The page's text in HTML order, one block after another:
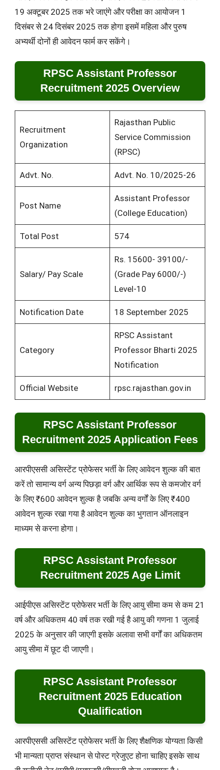
19 अक्टूबर 2025 तक भरे जाएंगे और परीक्षा का आयोजन 1
दिसंबर से 24 दिसंबर 2025 तक होगा इसमें महिला और पुरुष
अभ्यर्थी दोनों ही आवेदन फार्म कर सकेंगे।
RPSC Assistant Professor
Recruitment 2025 Overview
Recruitment
Organization
Rajasthan Public
Service Commission
(RPSC)
Advt. No. Advt. No. 10/2025-26
Post Name
Assistant Professor
(College Education)
Total Post 574
Salary/ Pay Scale
Rs. 15600- 39100/-
(Grade Pay 6000/-)
Level-10
Notification Date 18 September 2025
Category
RPSC Assistant
Professor Bharti 2025
Notification
Official Website rpsc.rajasthan.gov.in
RPSC Assistant Professor
Recruitment 2025 Application Fees
आरपीएससी असिस्टेंट प्रोफेसर भर्ती के लिए आवेदन शुल्क की बात
करें तो सामान्य वर्ग अन्य पिछड़ा वर्ग और आर्थिक रूप से कमजोर वर्ग
के लिए ₹600 आवेदन शुल्क है जबकि अन्य वर्गों के लिए ₹400
आवेदन शुल्क रखा गया है आवेदन शुल्क का भुगतान ऑनलाइन
माध्यम से करना होगा।
RPSC Assistant Professor
Recruitment 2025 Age Limit
आईपीएस असिस्टेंट प्रोफेसर भर्ती के लिए आयु सीमा कम से कम 21
वर्ष और अधिकतम 40 वर्ष तक रखी गई है आयु की गणना 1 जुलाई
2025 के अनुसार की जाएगी इसके अलावा सभी वर्गों का अधिकतम
आयु सीमा में छूट दी जाएगी।
RPSC Assistant Professor
Recruitment 2025 Education
Qualification
आरपीएससी असिस्टेंट प्रोफेसर भर्ती के लिए शैक्षणिक योग्यता किसी
भी मान्यता प्राप्त संस्थान से पोस्ट ग्रेजुएट होना चाहिए इसके साथ